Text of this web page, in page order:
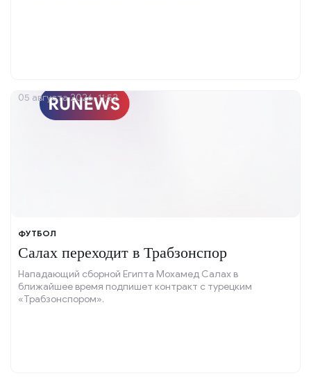
ФУТБОЛ
Салах переходит в Трабзонспор
Нападающий сборной Египта Мохамед Салах в
ближайшее время подпишет контракт с турецким
«Трабзонспором».
05 августа 2026, 11:52